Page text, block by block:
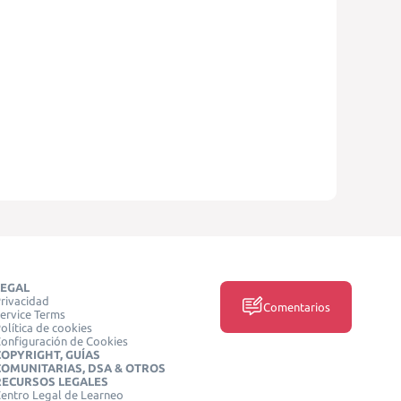
Terms
de cookies
de Cookies
GUÍAS
DSA & OTROS
LEGALES
Legal de Learneo
Comentarios